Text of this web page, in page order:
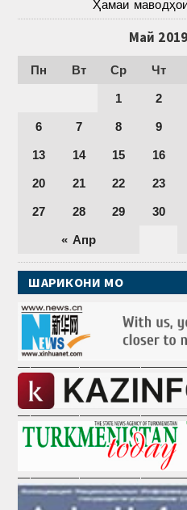
Ҳамаи
Май 2019
Пн Вт Ср Чт
« Апр
1 2
6 7 8 9
13 14 15 16
20 21 22 23
27 28 29 30
ШАРИКОНИ МО